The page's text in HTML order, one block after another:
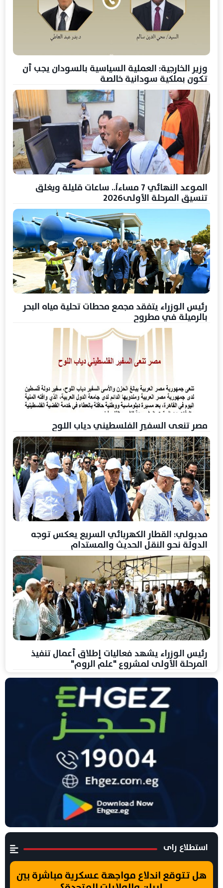
وزير الخارجية: العملية السياسية بالسودان يجب أن
تكون بملكية سودانية خالصة
الموعد النهائي 7 مساءاً.. ساعات قليلة ويغلق
تنسيق المرحلة الأولى2026
رئيس الوزراء يتفقد مجمع محطات تحلية مياه البحر
بالرميلة في مطروح
مصر تنعى السفير الفلسطيني دياب اللوح
مدبولي: القطار الكهربائي السريع يعكس توجه
الدولة نحو النقل الحديث والمستدام
رئيس الوزراء يشهد فعاليات إطلاق أعمال تنفيذ
المرحلة الأولى لمشروع "علم الروم"
استطلاع راى
هل تتوقع اندلاع مواجهة عسكرية مباشرة بين